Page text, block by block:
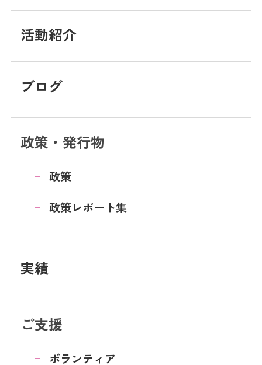
活動紹介
ブログ
政策・発行物
政策
政策レポート集
実績
ご支援
ボランティア